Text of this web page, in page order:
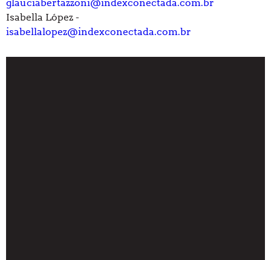
glauciabertazzoni@indexconectada.com.br
Isabella López -
isabellalopez@indexconectada.com.br